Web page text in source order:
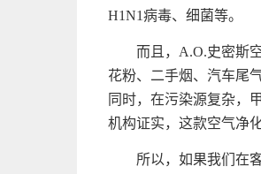
H1N1病毒、细菌等。
而且，A.O.史密斯
花粉、二手烟、汽车尾
同时，在污染源复杂，
机构证实，这款空气净
所以，如果我们在